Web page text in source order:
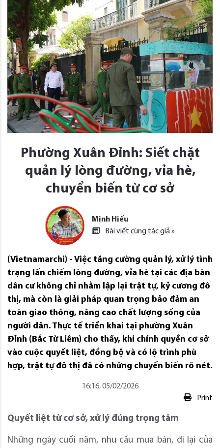
Phường Xuân Đỉnh: Siết chặt
quản lý lòng đường, vỉa hè,
chuyển biến từ cơ sở
Minh Hiếu
Bài viết cùng tác giả »
(Vietnamarchi) - Việc tăng cường quản lý, xử lý tình
trạng lấn chiếm lòng đường, vỉa hè tại các địa bàn
dân cư không chỉ nhằm lập lại trật tự, kỷ cương đô
thị, mà còn là giải pháp quan trọng bảo đảm an
toàn giao thông, nâng cao chất lượng sống của
người dân. Thực tế triển khai tại phường Xuân
Đỉnh (Bắc Từ Liêm) cho thấy, khi chính quyền cơ sở
vào cuộc quyết liệt, đồng bộ và có lộ trình phù
hợp, trật tự đô thị đã có những chuyển biến rõ nét.
16:16, 05/02/2026
Print
Quyết liệt từ cơ sở, xử lý đúng trọng tâm
Những ngày cuối năm, nhu cầu mua bán, đi lại của